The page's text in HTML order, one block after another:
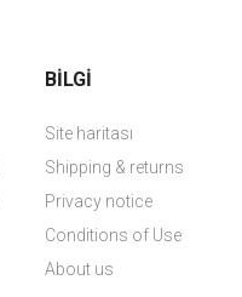
BILGI
Site haritası
Shipping & returns
Privacy notice
Conditions of Use
About us